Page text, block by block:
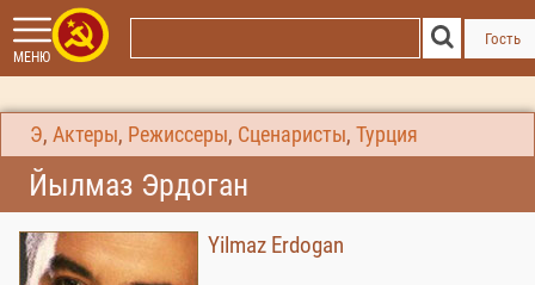
МЕНЮ
Гость
Э, Актеры, Режиссеры, Сценаристы, Турция
Йылмаз Эрдоган
Yilmaz Erdogan